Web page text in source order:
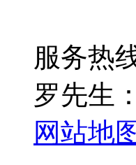
服务热
罗先生
网站地